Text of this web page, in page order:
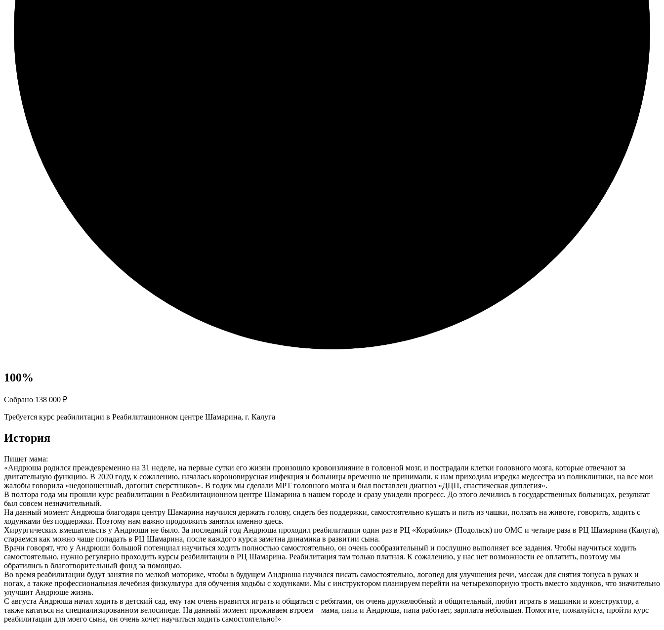
100%
Собрано 138 000 ₽
Требуется курс реабилитации в Реабилитационном центре Шамарина, г. Калуга
История
Пишет мама:
«Андрюша родился преждевременно на 31 неделе, на первые сутки его жизни произошло кровоизлияние в головной мозг, и пострадали клетки головного мозга, которые отвечают за
двигательную функцию. В 2020 году, к сожалению, началась короновирусная инфекция и больницы временно не принимали, к нам приходила изредка медсестра из поликлиники, на все мои
жалобы говорила «недоношенный, догонит сверстников». В годик мы сделали МРТ головного мозга и был поставлен диагноз «ДЦП, спастическая диплегия».
В полтора года мы прошли курс реабилитации в Реабилитационном центре Шамарина в нашем городе и сразу увидели прогресс. До этого лечились в государственных больницах, результат
был совсем незначительный.
На данный момент Андрюша благодаря центру Шамарина научился держать голову, сидеть без поддержки, самостоятельно кушать и пить из чашки, ползать на животе, говорить, ходить с
ходунками без поддержки. Поэтому нам важно продолжить занятия именно здесь.
Хирургических вмешательств у Андрюши не было. За последний год Андрюша проходил реабилитации один раз в РЦ «Кораблик» (Подольск) по ОМС и четыре раза в РЦ Шамарина (Калуга),
стараемся как можно чаще попадать в РЦ Шамарина, после каждого курса заметна динамика в развитии сына.
Врачи говорят, что у Андрюши большой потенциал научиться ходить полностью самостоятельно, он очень сообразительный и послушно выполняет все задания. Чтобы научиться ходить
самостоятельно, нужно регулярно проходить курсы реабилитации в РЦ Шамарина. Реабилитация там только платная. К сожалению, у нас нет возможности ее оплатить, поэтому мы
обратились в благотворительный фонд за помощью.
Во время реабилитации будут занятия по мелкой моторике, чтобы в будущем Андрюша научился писать самостоятельно, логопед для улучшения речи, массаж для снятия тонуса в руках и
ногах, а также профессиональная лечебная физкультура для обучения ходьбы с ходунками. Мы с инструктором планируем перейти на четырехопорную трость вместо ходунков, что значительно
улучшит Андрюше жизнь.
С августа Андрюша начал ходить в детский сад, ему там очень нравится играть и общаться с ребятами, он очень дружелюбный и общительный, любит играть в машинки и конструктор, а
также кататься на специализированном велосипеде. На данный момент проживаем втроем – мама, папа и Андрюша, папа работает, зарплата небольшая. Помогите, пожалуйста, пройти курс
реабилитации для моего сына, он очень хочет научиться ходить самостоятельно!»